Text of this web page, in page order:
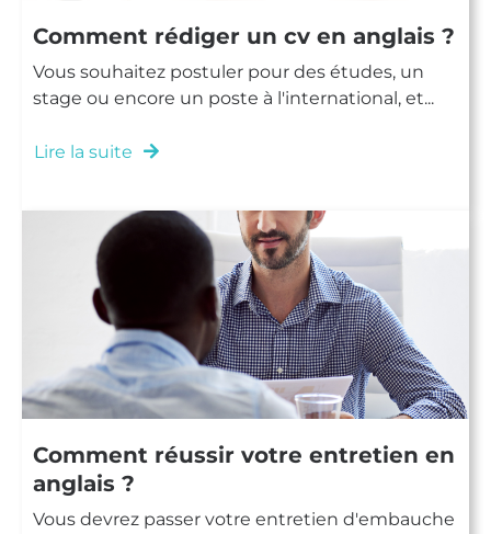
Comment rédiger un cv en anglais ?
Vous souhaitez postuler pour des études, un
stage ou encore un poste à l'international, et...
Lire la suite
Comment réussir votre entretien en
anglais ?
Vous devrez passer votre entretien d'embauche